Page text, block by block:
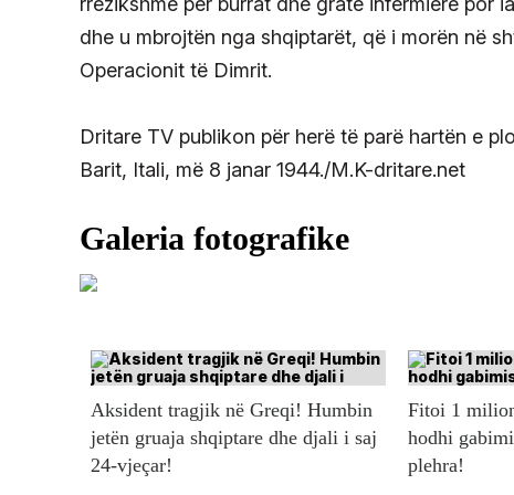
dhe u mbrojtën nga shqiptarët, që i morën në
Operacionit të Dimrit.
Dritare TV publikon për herë të parë hartën e
Barit, Itali, më 8 janar 1944./M.K-dritare.net
Aksident tragjik në Greqi! Humbin
jetën gruaja shqiptare dhe djali i saj
24-vjeçar!
Fitoi 1
hodhi
plehra!